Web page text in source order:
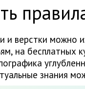
и верстки можно
на бесплатных
знания